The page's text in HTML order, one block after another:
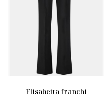
elisabetta franchi